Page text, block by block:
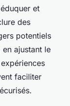
et
des
potentiels
ajustant le
faciliter